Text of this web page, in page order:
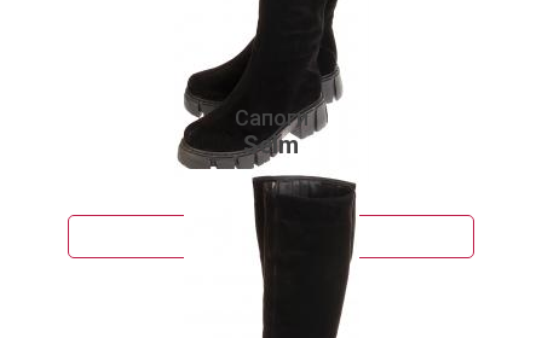
Сапоги
Selm
10 910 руб.
Подробнее